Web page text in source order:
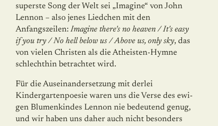
superste Song der Welt sei „Imagine“ von John
Lennon – also jenes Liedchen mit den
Anfangszeilen: Imagine there's no heaven / It's easy
if you try / No hell below us / Above us, only sky, das
von vielen Christen als die Atheisten-Hymne
schlechthin betrachtet wird.
Für die Auseinandersetzung mit derlei
Kindergartenpoesie waren uns die Verse des ewi­
gen Blumenkindes Lennon nie bedeutend genug,
und wir haben uns daher auch nicht besonders